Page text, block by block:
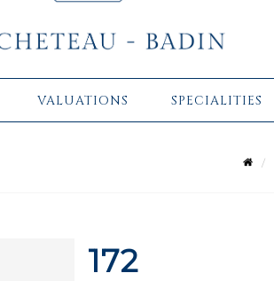
VALUATIONS SPECIALITIES
172